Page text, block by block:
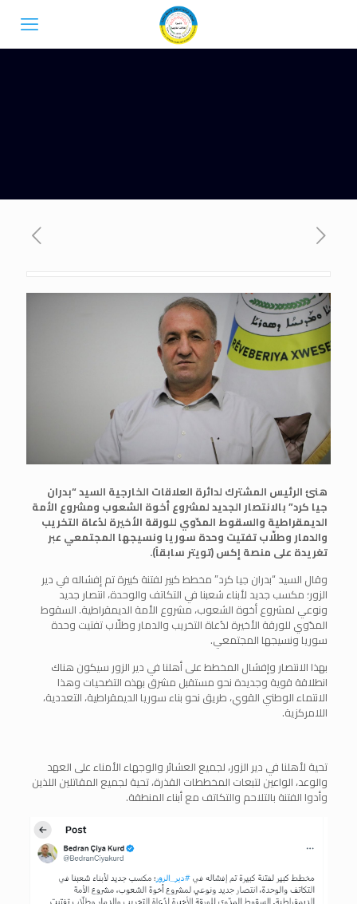
هنئ الرئيس المشترك لدائرة العلاقات الخارجية السيد “بدران
جيا كرد” بالانتصار الجديد لمشروع أخوة الشعوب ومشروع الأمة
الديمقراطية والسقوط المدّوي للورقة الأخيرة لدُعاة التخريب
والدمار وطلّاب تفتيت وحدة سوريا ونسيجها المجتمعي عبر
تغريدة على منصة إكس (تويتر سابقاً).
وقال السيد “بدران جيا كرد” مخطط كبير لفتنة كبيرة تم إفشاله في دير
الزور؛ مكسب جديد لأبناء شعبنا في التكاتف والوحدة، انتصار جديد
ونوعي لمشروع أخوة الشعوب، مشروع الأمة الديمقراطية. السقوط
المدّوي للورقة الأخيرة لدُعاة التخريب والدمار وطلّاب تفتيت وحدة
سوريا ونسيجها المجتمعي.
بهذا الانتصار وإفشال المخطط على أهلنا في دير الزور سيكون هناك
انطلاقة قوية وجديدة نحو مستقبل مشرق بهذه التضحيات وهذا
الانتماء الوطني القوي، طريق نحو بناء سوريا الديمقراطية، التعددية،
اللامركزية.
تحية لأهلنا في دير الزور، لجميع العشائر والوجهاء الأمناء على العهد
والوعد، الواعين لتبعات المخططات القذرة، تحية لجميع المقاتلين اللذين
وأدوا الفتنة بالتلاحم والتكاتف مع أبناء المنطقة.